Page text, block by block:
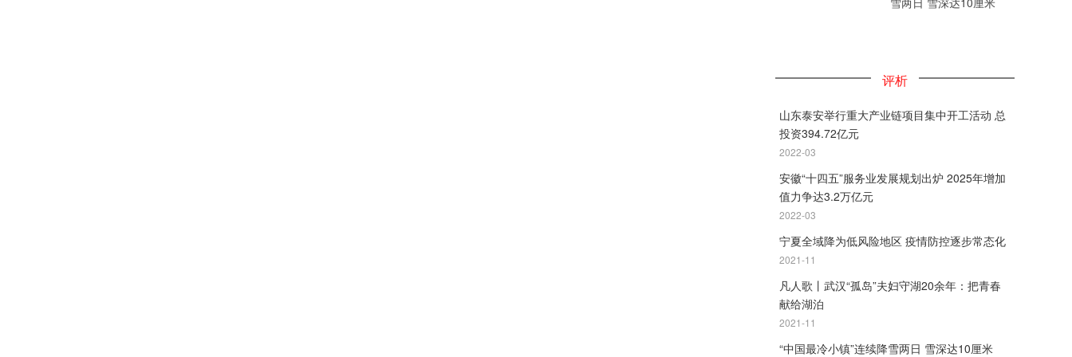
评析
山东泰安举行重大产业链项目集中开工活动 总
投资394.72亿元
2022-03
安徽“十四五”服务业发展规划出炉 2025年增加
值力争达3.2万亿元
2022-03
宁夏全域降为低风险地区 疫情防控逐步常态化
2021-11
凡人歌丨武汉“孤岛”夫妇守湖20余年：把青春
献给湖泊
2021-11
“中国最冷小镇”连续降雪两日 雪深达10厘米